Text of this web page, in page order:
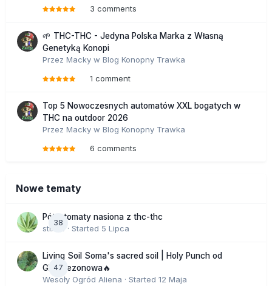
3 comments
🌱 THC-THC - Jedyna Polska Marka z Własną
Genetyką Konopi
Przez Macky w Blog Konopny Trawka
1 comment
Top 5 Nowoczesnych automatów XXL bogatych w
THC na outdoor 2026
Przez Macky w Blog Konopny Trawka
6 comments
Nowe tematy
38
Półautomaty nasiona z thc-thc
stix33 · Started 5 Lipca
47
Living Soil Soma's sacred soil | Holy Punch od
GHS sezonowa🔥
Wesoły Ogród Aliena · Started 12 Maja